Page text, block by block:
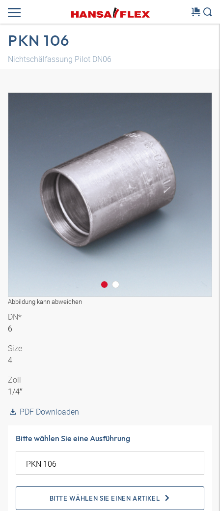
PKN 106
Nichtschälfassung Pilot DN06
Abbildung kann abweichen
DN*
6
Size
4
Zoll
1/4″
PDF Downloaden
Bitte wählen Sie eine Ausführung
BITTE WÄHLEN SIE EINEN ARTIKEL